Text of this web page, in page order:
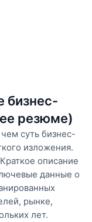
бизнес-
резюме)
суть бизнес-
изложения.
описание
данные о
рынке,
лет.